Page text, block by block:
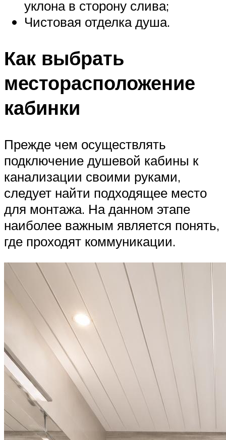
уклона в сторону слива;
Чистовая отделка душа.
Как выбрать
месторасположение
кабинки
Прежде чем осуществлять
подключение душевой кабины к
канализации своими руками,
следует найти подходящее место
для монтажа. На данном этапе
наиболее важным является понять,
где проходят коммуникации.